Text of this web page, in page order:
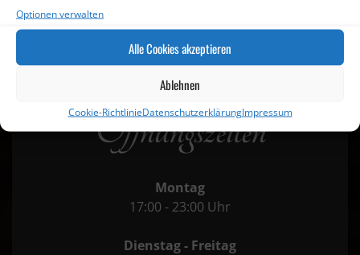
Optionen verwalten
Alle Cookies akzeptieren
Ablehnen
Cookie-RichtlinieDatenschutzerklärungImpressum
Öffnungszeiten
Montag
17:00 - 23:00 Uhr
Dienstag - Freitag